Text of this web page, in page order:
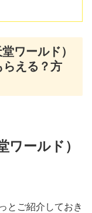
ワールド）
らえる？方
ワールド）
とご紹介しておき